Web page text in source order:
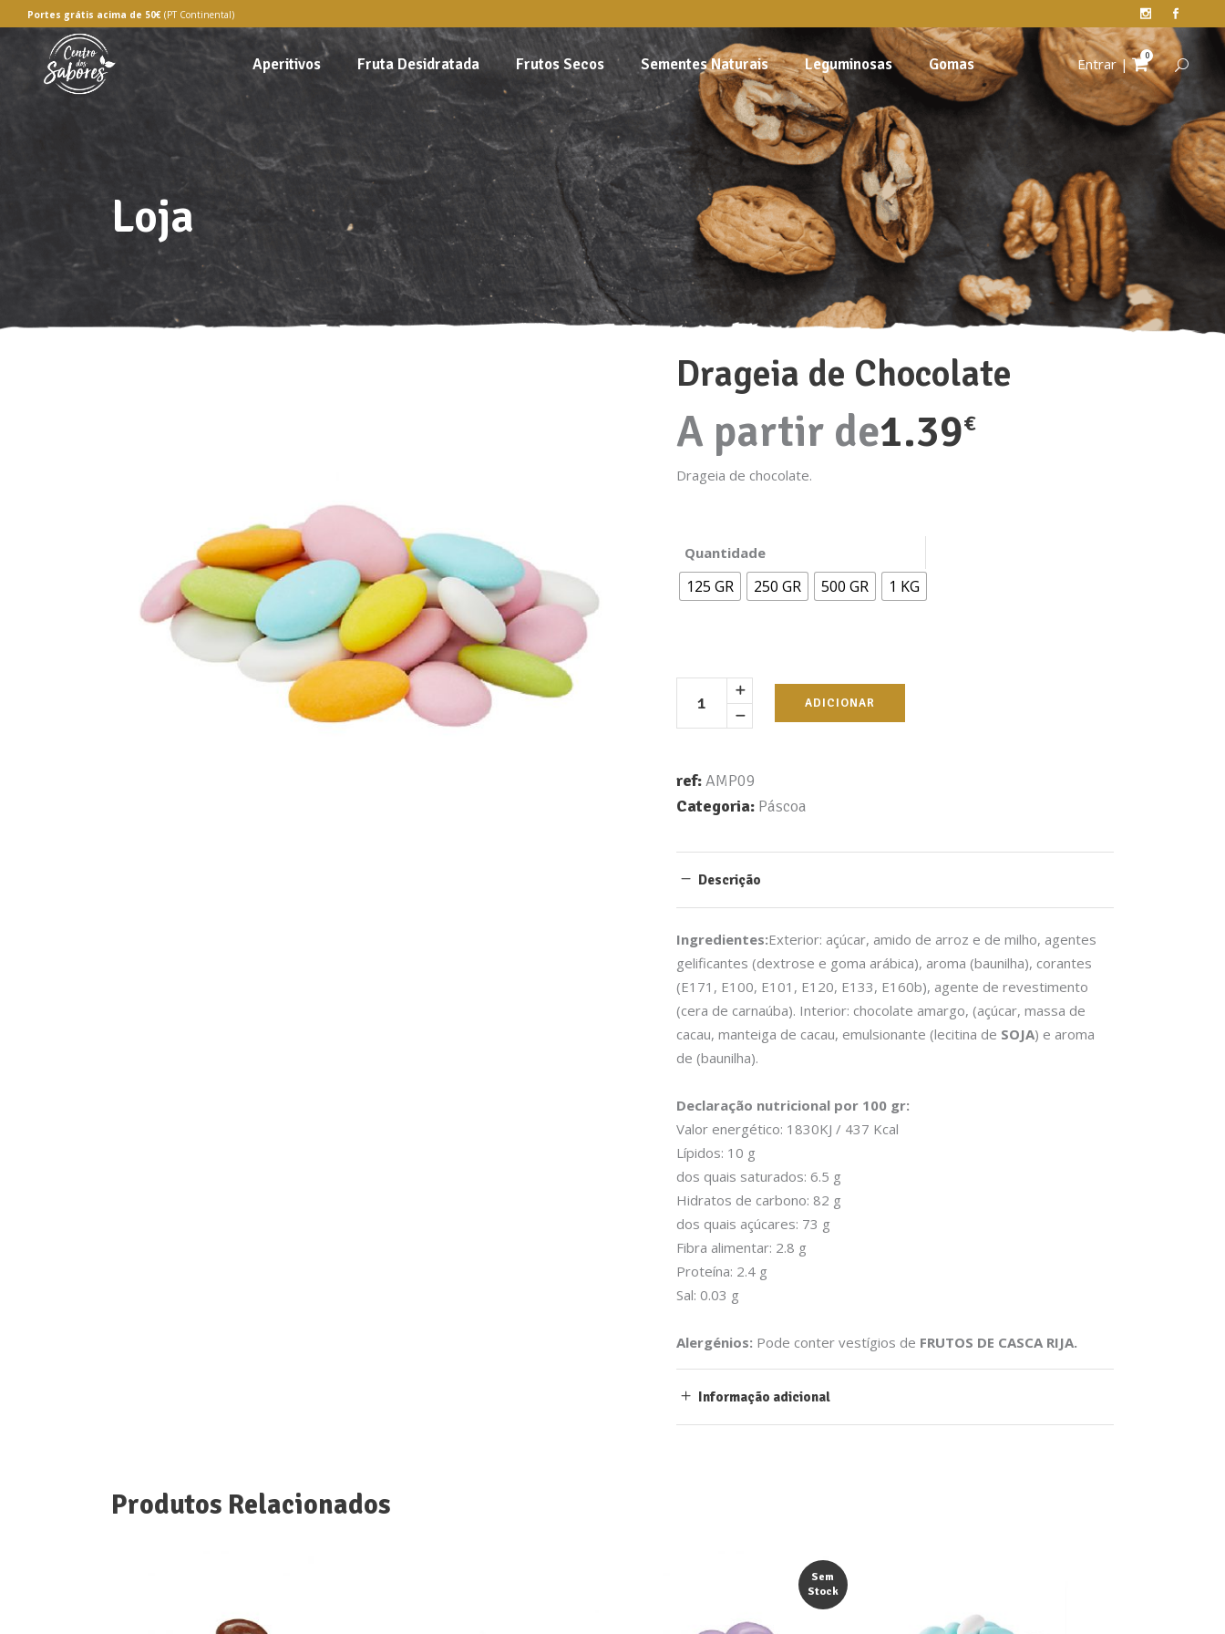
Portes grátis acima de 50€ (PT Continental)
Aperitivos Fruta Desidratada Frutos Secos Sementes Naturais Leguminosas Gomas Entrar| 0
Loja
Drageia de Chocolate
A partir de1.39€
Drageia de chocolate.
Quantidade
125 GR 250 GR 500 GR 1 KG
ADICIONAR
ref:AMP09
Categoria: Páscoa
Descrição
Ingredientes:Exterior: açúcar, amido de arroz e de milho, agentes
gelificantes (dextrose e goma arábica), aroma (baunilha), corantes
(E171, E100, E101, E120, E133, E160b), agente de revestimento
(cera de carnaúba). Interior: chocolate amargo, (açúcar, massa de
cacau, manteiga de cacau, emulsionante (lecitina de SOJA) e aroma
de (baunilha).
Declaração nutricional por 100 gr:
Valor energético: 1830KJ / 437 Kcal
Lípidos: 10 g
dos quais saturados: 6.5 g
Hidratos de carbono: 82 g
dos quais açúcares: 73 g
Fibra alimentar: 2.8 g
Proteína: 2.4 g
Sal: 0.03 g
Alergénios: Pode conter vestígios de FRUTOS DE CASCA RIJA.
Informação adicional
Produtos Relacionados
Sem
Stock